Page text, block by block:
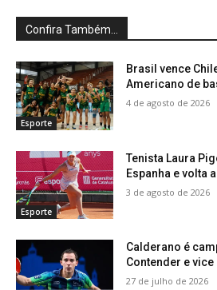
Confira Também...
Esporte
Brasil vence
Americano de
4 de agosto de 2026
Esporte
Tenista Laura
Espanha e volta
3 de agosto de 2026
Calderano é
Contender e
27 de julho de 2026